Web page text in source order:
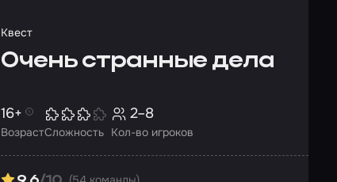
Квест
Очень странные дела
Возраст
16+
Сложность Кол-во игроков
2–8